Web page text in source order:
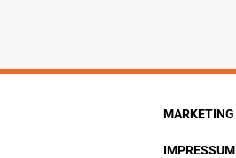
MARKETING
IMPRESSUM